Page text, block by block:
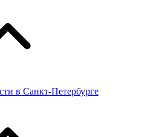
в Санкт-Петербурге